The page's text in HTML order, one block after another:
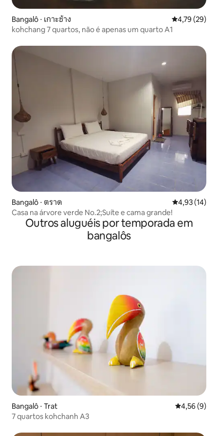
Bangalô ⋅ เกาะช้าง 4,79 de uma
4,79 (29)
kohchang 7 quartos, não é apenas um quarto A1
Bangalô ⋅ ตราด 4,93 de uma
4,93 (14)
Casa na árvore verde No.2;Suíte e cama grande!
Outros aluguéis por temporada em
bangalôs
Bangalô ⋅ Trat 4,56 de uma
4,56 (9)
7 quartos kohchanh A3